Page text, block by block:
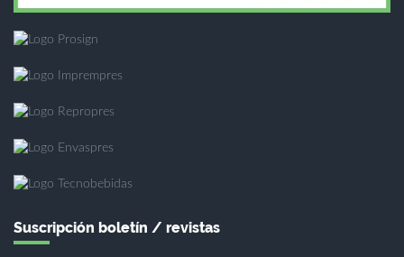
Suscripción boletín / revistas